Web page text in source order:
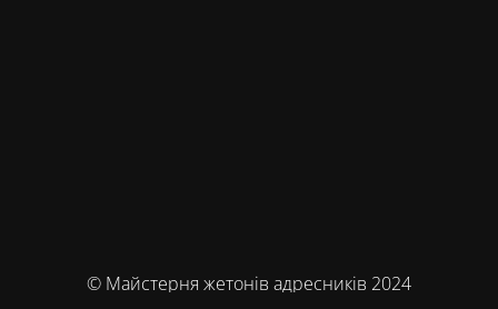
© Майстерня жетонів адресників 2024